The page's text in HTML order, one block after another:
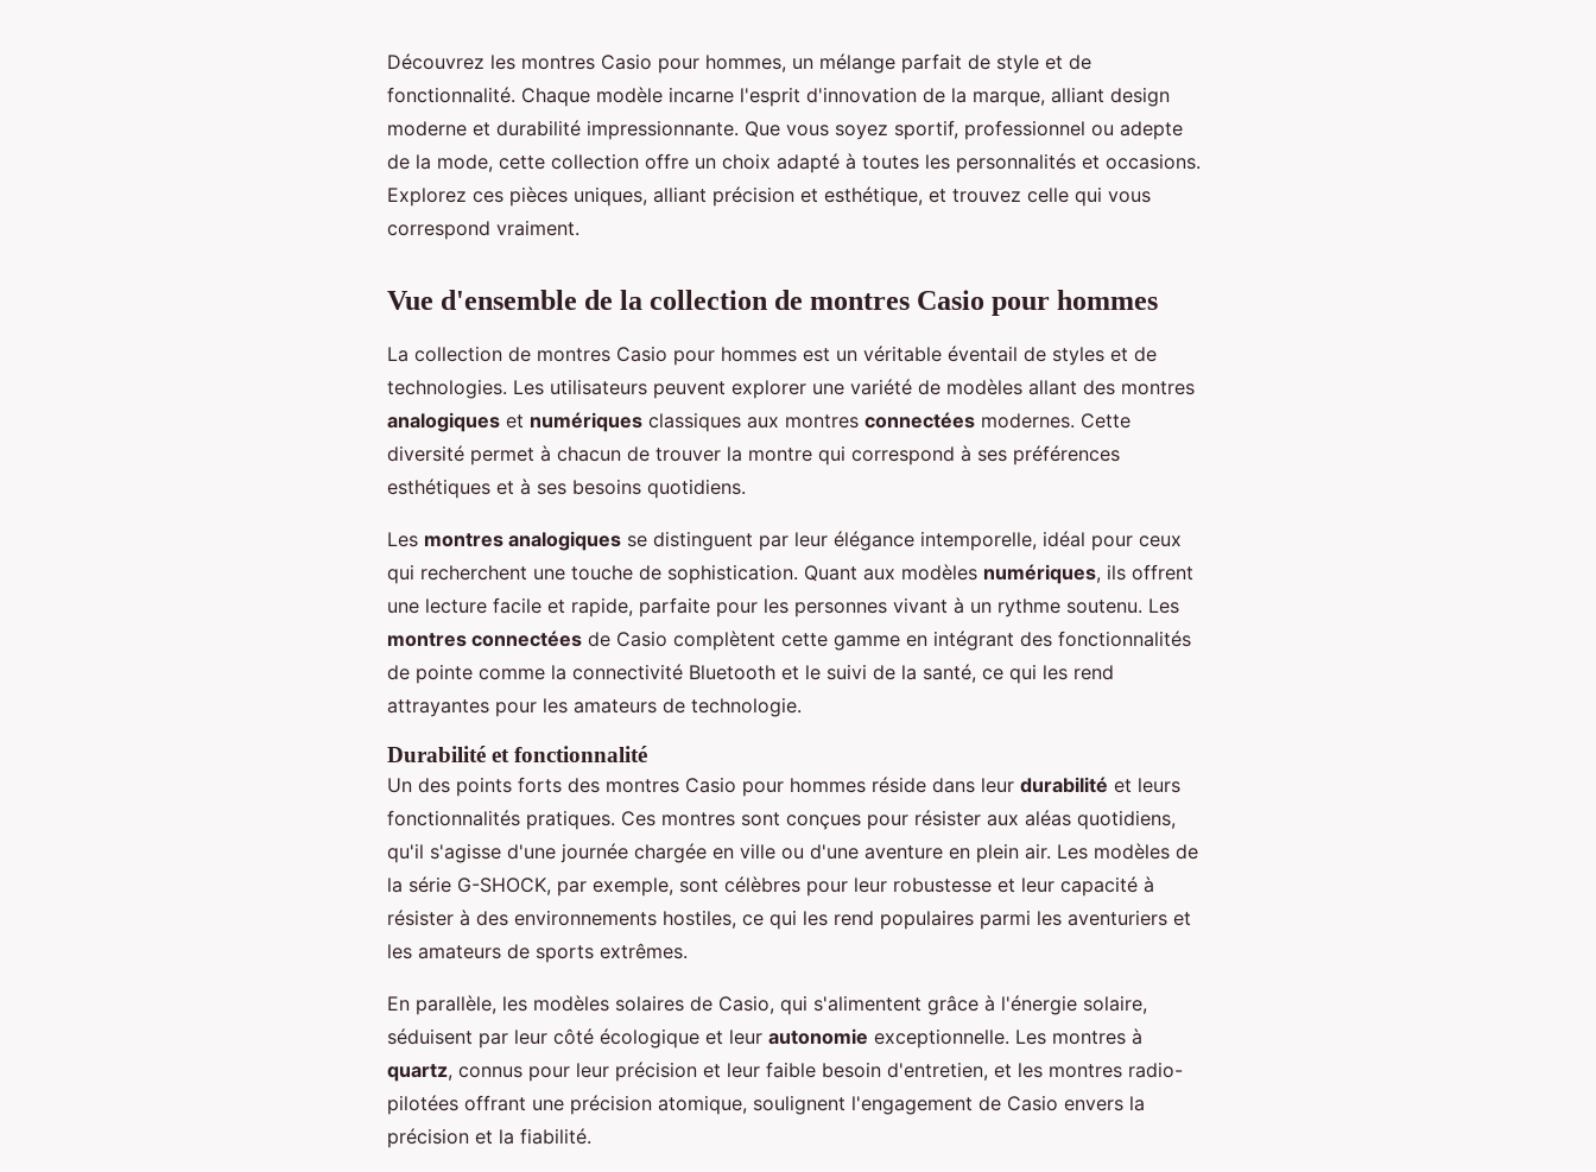
Découvrez les montres Casio pour hommes, un mélange parfait de style et de
fonctionnalité. Chaque modèle incarne l'esprit d'innovation de la marque, alliant design
moderne et durabilité impressionnante. Que vous soyez sportif, professionnel ou adepte
de la mode, cette collection offre un choix adapté à toutes les personnalités et occasions.
Explorez ces pièces uniques, alliant précision et esthétique, et trouvez celle qui vous
correspond vraiment.
Vue d'ensemble de la collection de montres Casio pour hommes
La collection de montres Casio pour hommes est un véritable éventail de styles et de
technologies. Les utilisateurs peuvent explorer une variété de modèles allant des montres
analogiques et numériques classiques aux montres connectées modernes. Cette
diversité permet à chacun de trouver la montre qui correspond à ses préférences
esthétiques et à ses besoins quotidiens.
Les montres analogiques se distinguent par leur élégance intemporelle, idéal pour ceux
qui recherchent une touche de sophistication. Quant aux modèles numériques, ils offrent
une lecture facile et rapide, parfaite pour les personnes vivant à un rythme soutenu. Les
montres connectées de Casio complètent cette gamme en intégrant des fonctionnalités
de pointe comme la connectivité Bluetooth et le suivi de la santé, ce qui les rend
attrayantes pour les amateurs de technologie.
Durabilité et fonctionnalité
Un des points forts des montres Casio pour hommes réside dans leur durabilité et leurs
fonctionnalités pratiques. Ces montres sont conçues pour résister aux aléas quotidiens,
qu'il s'agisse d'une journée chargée en ville ou d'une aventure en plein air. Les modèles de
la série G-SHOCK, par exemple, sont célèbres pour leur robustesse et leur capacité à
résister à des environnements hostiles, ce qui les rend populaires parmi les aventuriers et
les amateurs de sports extrêmes.
En parallèle, les modèles solaires de Casio, qui s'alimentent grâce à l'énergie solaire,
séduisent par leur côté écologique et leur autonomie exceptionnelle. Les montres à
quartz, connus pour leur précision et leur faible besoin d'entretien, et les montres radio-
pilotées offrant une précision atomique, soulignent l'engagement de Casio envers la
précision et la fiabilité.